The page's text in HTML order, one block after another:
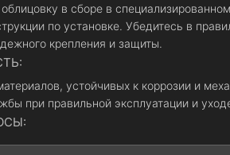
в сборе в
по установке. Убедитесь в
крепления и защиты.
устойчивых к коррозии и
при правильной эксплуатации и